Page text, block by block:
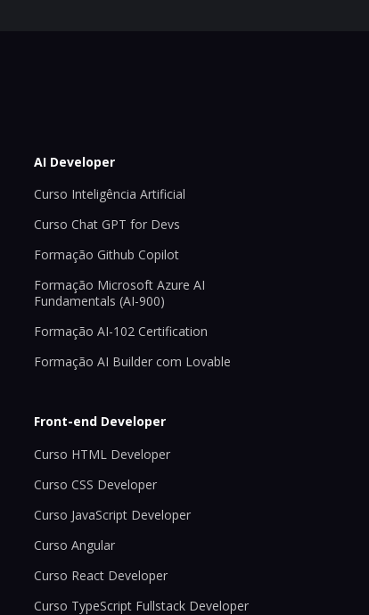
AI Developer
Curso Inteligência Artificial
Curso Chat GPT for Devs
Formação Github Copilot
Formação Microsoft Azure AI
Fundamentals (AI-900)
Formação AI-102 Certification
Formação AI Builder com Lovable
Front-end Developer
Curso HTML Developer
Curso CSS Developer
Curso JavaScript Developer
Curso Angular
Curso React Developer
Curso TypeScript Fullstack Developer